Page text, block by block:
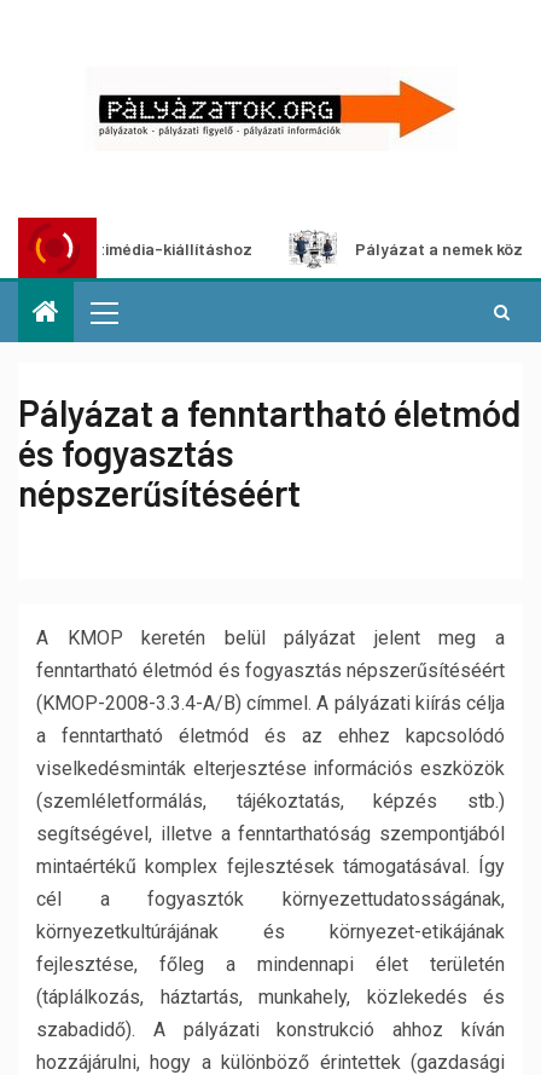
kiállításhoz Pályázat a nemek közötti
Pályázat a fenntartható életmód
és fogyasztás
népszerűsítéséért
A KMOP keretén belül pályázat jelent meg a
fenntartható életmód és fogyasztás népszerűsítéséért
(KMOP-2008-3.3.4-A/B) címmel. A pályázati kiírás célja
a fenntartható életmód és az ehhez kapcsolódó
viselkedésminták elterjesztése információs eszközök
(szemléletformálás, tájékoztatás, képzés stb.)
segítségével, illetve a fenntarthatóság szempontjából
mintaértékű komplex fejlesztések támogatásával. Így
cél a fogyasztók környezettudatosságának,
környezetkultúrájának és környezet-etikájának
fejlesztése, főleg a mindennapi élet területén
(táplálkozás, háztartás, munkahely, közlekedés és
szabadidő). A pályázati konstrukció ahhoz kíván
hozzájárulni, hogy a különböző érintettek (gazdasági